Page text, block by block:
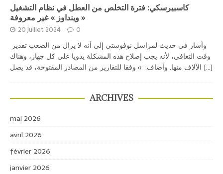
كاسبيرسكي: فترة التخلص من العطل في نظام التشغيل
« وينداوز » غير معروفة
20 juillet 2024 0
وقت التعافي، لأنه يجب إصلاح هذه المشكلة يدويا على كل جهاز، وهناك
[...]
ARCHIVES
mai 2026
avril 2026
février 2026
janvier 2026